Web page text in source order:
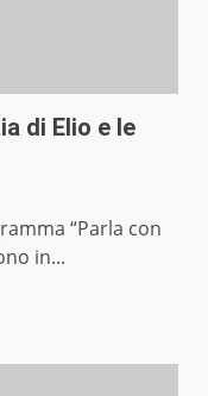
di Elio e le
“Parla con
in...